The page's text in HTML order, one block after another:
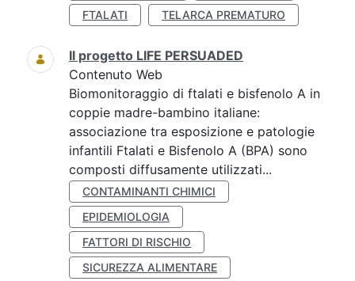
FTALATI
TELARCA PREMATURO
Il progetto LIFE PERSUADED
Contenuto Web
Biomonitoraggio di ftalati e bisfenolo A in
coppie madre-bambino italiane:
associazione tra esposizione e patologie
infantili Ftalati e Bisfenolo A (BPA) sono
composti diffusamente utilizzati...
CONTAMINANTI CHIMICI
EPIDEMIOLOGIA
FATTORI DI RISCHIO
SICUREZZA ALIMENTARE